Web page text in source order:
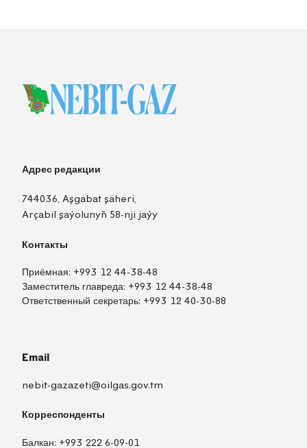
Адрес редакции
744036, Aşgabat şäheri,
Arçabil şaýolunyň 58-nji jaýy
Контакты
Приёмная: +993 12 44-38-48
Заместитель главреда: +993 12 44-38-48
Ответственный секретарь: +993 12 40-30-88
Email
nebit-gazazeti@oilgas.gov.tm
Корреспонденты
Балкан: +993 222 6-09-01